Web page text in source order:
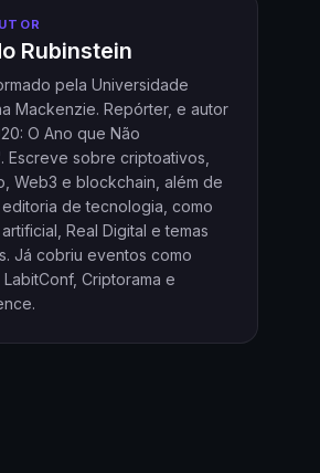
Rubinstein
pela Universidade
Mackenzie. Repórter, e autor
O Ano que Não
Escreve sobre criptoativos,
Web3 e blockchain, além de
editoria de tecnologia, como
Real Digital e temas
Já cobriu eventos como
Criptorama e